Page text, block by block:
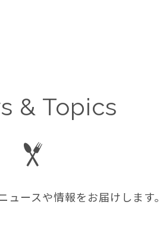
& Topics
ースや情報をお届けします。